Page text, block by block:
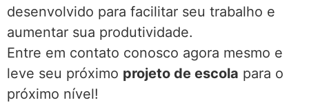
desenvolvido para facilitar seu trabalho e
aumentar sua produtividade.
Entre em contato conosco agora mesmo e
leve seu próximo projeto de escola para o
próximo nível!